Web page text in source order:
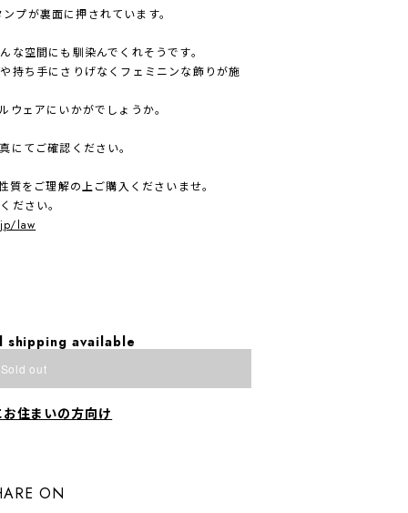
プが裏面に押されています。
な空間にも馴染んでくれそうです。
持ち手にさりげなくフェミニンな飾りが施
ウェアにいかがでしょうか。
てご確認ください。
をご理解の上ご購入くださいませ。
ださい。
law
shipping available
Sold out
住まいの方向け
ON